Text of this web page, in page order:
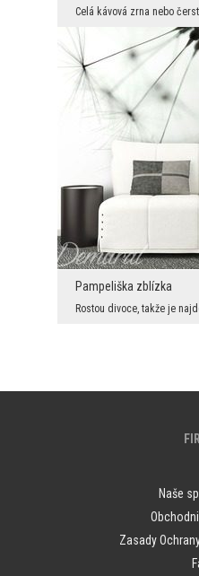
Pampeliška zblízka
Naše
Zasady